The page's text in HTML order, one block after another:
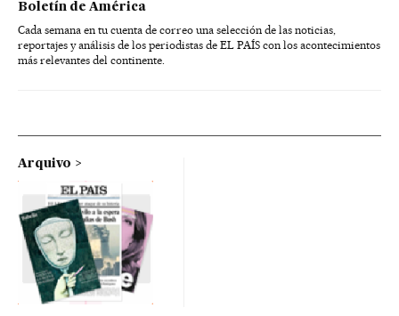
Boletín de América
Cada semana en tu cuenta de correo una selección de las noticias,
reportajes y análisis de los periodistas de EL PAÍS con los acontecimientos
más relevantes del continente.
Arquivo